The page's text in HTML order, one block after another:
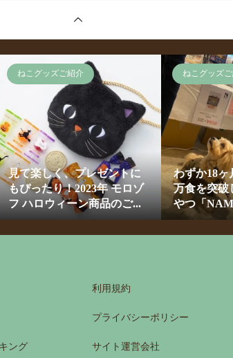
ねこグッズご紹介
見て楽しく、プレゼントに
もぴったり！2023年 モロゾ
フ ハロウィーン商品のご...
ねこグッズ
わずか18ヶ
万食を突破
やつ「
ング
利用規約
プライバシーポリシー
サイト運営会社